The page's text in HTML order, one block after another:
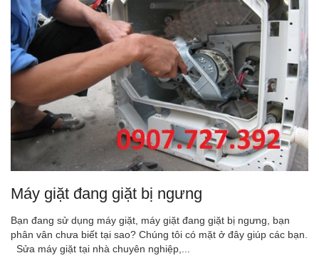
Máy giặt đang giặt bị ngưng
Bạn đang sử dụng máy giặt, máy giặt đang giặt bị ngưng, bạn
phân vân chưa biết tại sao? Chúng tôi có mặt ở đây giúp các bạn.
Sửa máy giặt tại nhà chuyên nghiệp,...